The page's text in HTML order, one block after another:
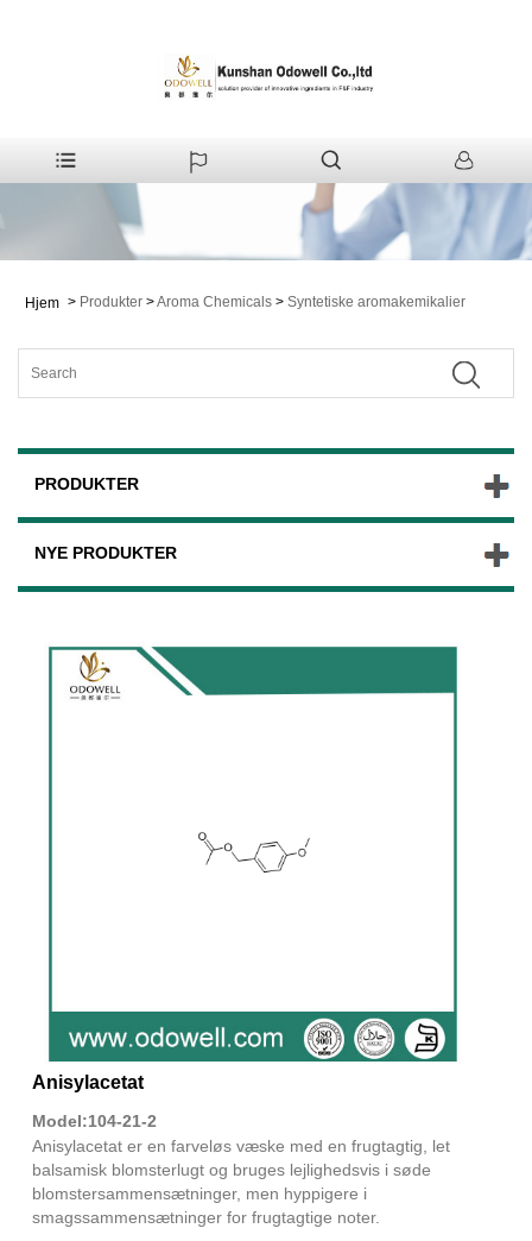
Hjem > Produkter >Aroma Chemicals > Syntetiske aromakemikalier
PRODUKTER
NYE PRODUKTER
Anisylacetat
Model:104-21-2
Anisylacetat er en farveløs væske med en frugtagtig, let
balsamisk blomsterlugt og bruges lejlighedsvis i søde
blomstersammensætninger, men hyppigere i
smagssammensætninger for frugtagtige noter.